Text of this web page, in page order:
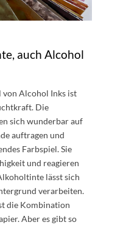
auch Alcohol
von Alcohol Inks ist
Die
sich wunderbar auf
auftragen und
Farbspiel. Sie
und reagieren
lässt sich
verarbeiten.
die Kombination
Aber es gibt so